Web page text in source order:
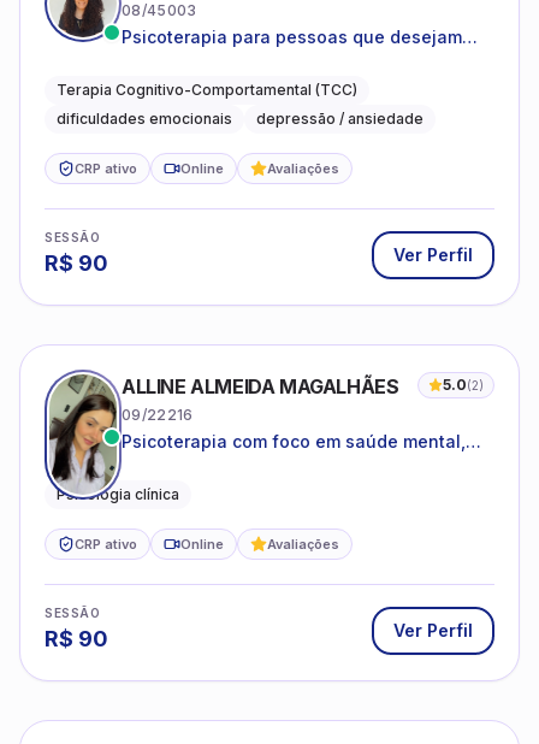
08/45003
Psicoterapia para pessoas que desejam
dificuldades do dia a dia
Terapia Cognitivo-Comportamental (TCC)
dificuldades emocionais
depressão / ansiedade
CRP ativo Online Avaliações
SESSÃO
R$ 90 Ver Perfil
ALLINE ALMEIDA MAGALHÃES 5.0(2)
09/22216
Psicoterapia com foco em saúde mental,
adolescentes e adultos.
Psicologia clínica
CRP ativo Online Avaliações
SESSÃO
R$ 90 Ver Perfil